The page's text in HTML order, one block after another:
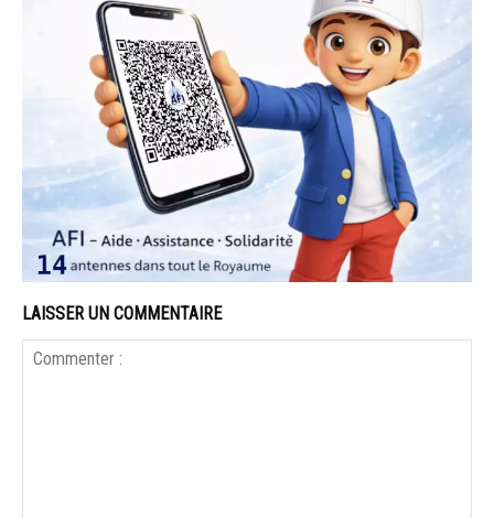
LAISSER UN COMMENTAIRE